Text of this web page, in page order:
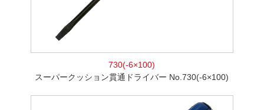
730(-6×100)
スーパークッション貫通ドライバー No.730(-6×100)